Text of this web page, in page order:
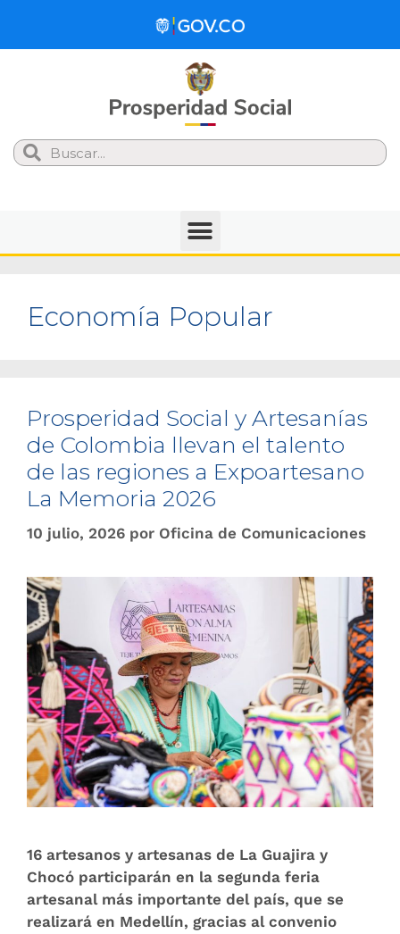
Search
Economía Popular
Prosperidad Social y Artesanías
de Colombia llevan el talento
de las regiones a Expoartesano
La Memoria 2026
10 julio, 2026 por Oficina de Comunicaciones
16 artesanos y artesanas de La Guajira y
Chocó participarán en la segunda feria
artesanal más importante del país, que se
realizará en Medellín, gracias al convenio